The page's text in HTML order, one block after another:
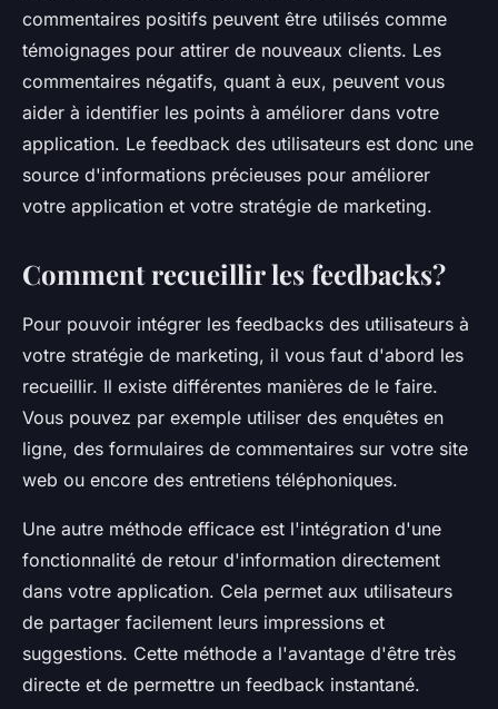
commentaires positifs peuvent être utilisés comme
témoignages pour attirer de nouveaux clients. Les
commentaires négatifs, quant à eux, peuvent vous
aider à identifier les points à améliorer dans votre
application. Le feedback des utilisateurs est donc une
source d'informations précieuses pour améliorer
votre application et votre stratégie de marketing.
Comment recueillir les feedbacks?
Pour pouvoir intégrer les feedbacks des utilisateurs à
votre stratégie de marketing, il vous faut d'abord les
recueillir. Il existe différentes manières de le faire.
Vous pouvez par exemple utiliser des enquêtes en
ligne, des formulaires de commentaires sur votre site
web ou encore des entretiens téléphoniques.
Une autre méthode efficace est l'intégration d'une
fonctionnalité de retour d'information directement
dans votre application. Cela permet aux utilisateurs
de partager facilement leurs impressions et
suggestions. Cette méthode a l'avantage d'être très
directe et de permettre un feedback instantané.